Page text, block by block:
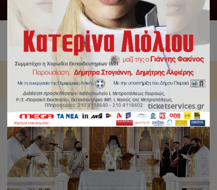
Αρχική Λατρευτική Ζωή / Η Θεία Λειτουργία του Αγίου
Ιακώβου του Αδελφοθέου στον Καθεδρικό Ιερό Ναό Αγίας
Τριάδος Πειραιώς.